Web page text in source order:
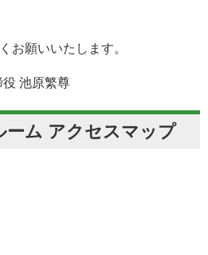
お願いいたします。
池原繁尊
ーム アクセスマップ